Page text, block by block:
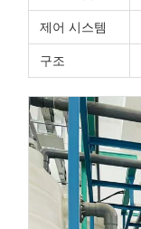
제어 시스템
구조